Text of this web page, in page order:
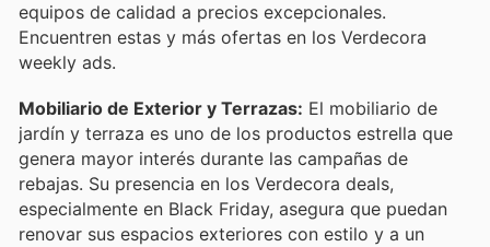
equipos de calidad a precios excepcionales.
Encuentren estas y más ofertas en los Verdecora
weekly ads.
Mobiliario de Exterior y Terrazas: El mobiliario de
jardín y terraza es uno de los productos estrella que
genera mayor interés durante las campañas de
rebajas. Su presencia en los Verdecora deals,
especialmente en Black Friday, asegura que puedan
renovar sus espacios exteriores con estilo y a un